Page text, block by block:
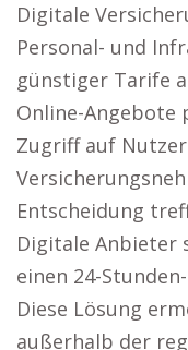
Digitale
Personal- und
günstiger Tarife
Online-Angebote
Zugriff auf
Entscheidung
Digitale Anbieter
einen 24-
Diese Lösung
außerhalb der